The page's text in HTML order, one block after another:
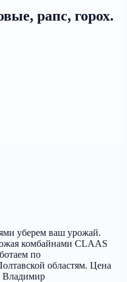
рапс, горох.
уберем ваш урожай.
комбайнами CLAAS
по
областям. Цена
Владимир